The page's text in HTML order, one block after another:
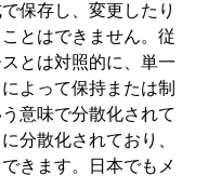
保存し、変更したり
とはできません。従
とは対照的に、単一
よって保持または制
意味で分散化されて
分散化されており、
きます。日本でもメ